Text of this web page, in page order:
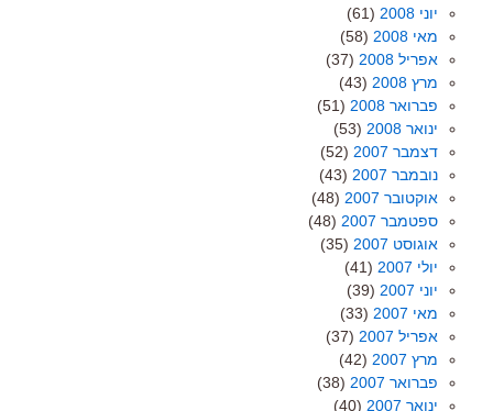
יוני 2008
(61)
מאי 2008
(58)
אפריל 2008
(37)
מרץ 2008
(43)
פברואר 2008
(51)
ינואר 2008
(53)
דצמבר 2007
(52)
נובמבר 2007
(43)
אוקטובר 2007
(48)
ספטמבר 2007
(48)
אוגוסט 2007
(35)
יולי 2007
(41)
יוני 2007
(39)
מאי 2007
(33)
אפריל 2007
(37)
מרץ 2007
(42)
פברואר 2007
(38)
ינואר 2007
(40)